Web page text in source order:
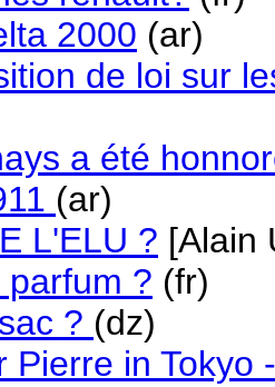
2000 (ar)
de loi sur
a été
(ar)
L'ELU ? [Alain
parfum ? (fr)
? (dz)
Pierre in Tokyo